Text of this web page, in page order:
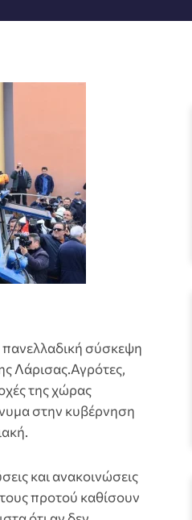
πανελλαδική σύσκεψη
Λάρισας.Αγρότες,
της χώρας
στην κυβέρνηση
και ανακοινώσεις
προτού καθίσουν